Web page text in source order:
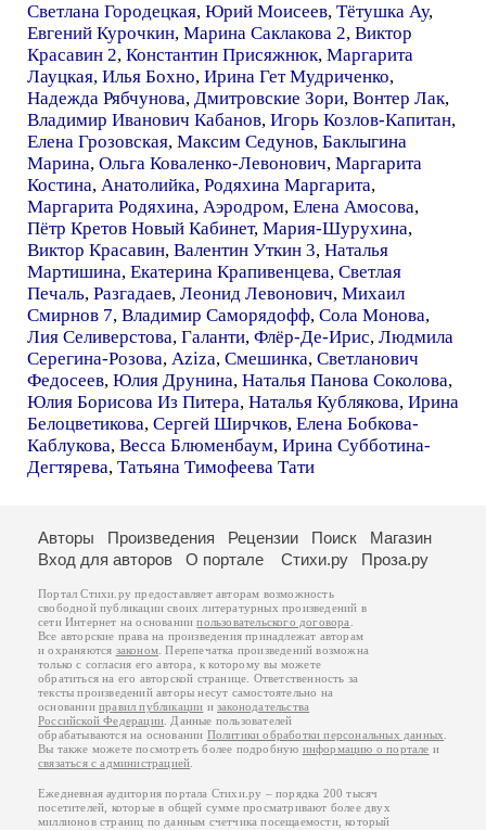
Светлана Городецкая, Юрий Моисеев, Тётушка Ау,
Евгений Курочкин, Марина Саклакова 2, Виктор
Красавин 2, Константин Присяжнюк, Маргарита
Лауцкая, Илья Бохно, Ирина Гет Мудриченко,
Надежда Рябчунова, Дмитровские Зори, Вонтер Лак,
Владимир Иванович Кабанов, Игорь Козлов-Капитан,
Елена Грозовская, Максим Седунов, Баклыгина
Марина, Ольга Коваленко-Левонович, Маргарита
Костина, Анатолийка, Родяхина Маргарита,
Маргарита Родяхина, Аэродром, Елена Амосова,
Пётр Кретов Новый Кабинет, Мария-Шурухина,
Виктор Красавин, Валентин Уткин 3, Наталья
Мартишина, Екатерина Крапивенцева, Светлая
Печаль, Разгадаев, Леонид Левонович, Михаил
Смирнов 7, Владимир Саморядофф, Сола Монова,
Лия Селиверстова, Галанти, Флёр-Де-Ирис, Людмила
Серегина-Розова, Aziza, Смешинка, Светланович
Федосеев, Юлия Друнина, Наталья Панова Соколова,
Юлия Борисова Из Питера, Наталья Кублякова, Ирина
Белоцветикова, Сергей Ширчков, Елена Бобкова-
Каблукова, Весса Блюменбаум, Ирина Субботина-
Дегтярева, Татьяна Тимофеева Тати
Авторы Произведения Рецензии Поиск
Магазин
Вход для авторов
О портале Стихи.ру Проза.ру
Портал Стихи.ру предоставляет авторам возможность
свободной публикации своих литературных произведений в
сети Интернет на основаниипользовательского договора
Все авторские права на произведения принадлежат авторам
и охраняются законом . Перепечатка произведений возможна
только с согласия его автора, к которому вы можете
обратиться на его авторской странице. Ответственность за
тексты произведений авторы несут самостоятельно на
основанииправил публикации изаконодательства
Российской Федерации . Данные пользователей
обрабатываются на основании Политики обработки персональных данных
Вы также можете посмотреть более подробную информацию о портале и
связаться с администрацией
Ежедневная аудитория портала Стихи.ру – порядка 200 тысяч
посетителей, которые в общей сумме просматривают более двух
миллионов страниц по данным счетчика посещаемости, который